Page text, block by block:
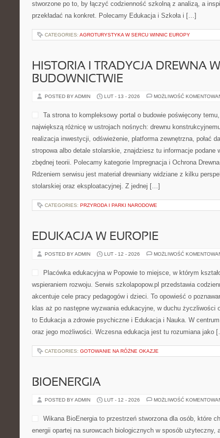
stworzone po to, by łączyć codzienność szkolną z analizą, a
przekładać na konkret. Polecamy Edukacja i Szkoła i […]
CATEGORIES: AGROTURYSTYKA W SERCU WINNIC EUROPY
HISTORIA I TRADYCJA DREWNA W
BUDOWNICTWIE
POSTED BY ADMIN LUT - 13 - 2026 MOŻLIWOŚĆ
Ta strona to kompleksowy portal o budowie poświęcony
największą różnicę w ustrojach nośnych: drewnu
realizacja inwestycji, odświeżenie, platforma zewnętrzna, połać
stropowa albo detale stolarskie, znajdziesz tu informacje podane
zbędnej teorii. Polecamy kategorie Impregnacja i Ochrona
Rdzeniem serwisu jest materiał drewniany widziane z kilku
stolarskiej oraz eksploatacyjnej. Z jednej […]
CATEGORIES: PRZYRODA I PARKI NARODOWE
EDUKACJA W EUROPIE
POSTED BY ADMIN LUT - 12 - 2026 MOŻLIWOŚĆ
Placówka edukacyjna w Popowie to miejsce, w którym
wspieraniem rozwoju. Serwis szkolapopow.pl przedstawia
akcentuje cele pracy pedagogów i dzieci. To opowieść o
klas aż po następne wyzwania edukacyjne, w duchu życzliwości
to Edukacja a zdrowie psychiczne i Edukacja i Nauka. W
oraz jego możliwości. Wczesna edukacja jest tu rozumiana jako
CATEGORIES: GOTOWANIE NA RÓŻNE OKAZJE
BIOENERGIA
POSTED BY ADMIN LUT - 12 - 2026 MOŻLIWOŚĆ
Wikana BioEnergia to przestrzeń stworzona dla osób, które
energii opartej na surowcach biologicznych w sposób użyteczny,